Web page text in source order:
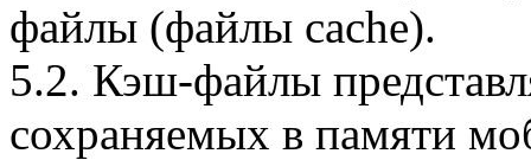
файлы (файлы cache).
5.2. Кэш-файлы
сохраняемых в памяти